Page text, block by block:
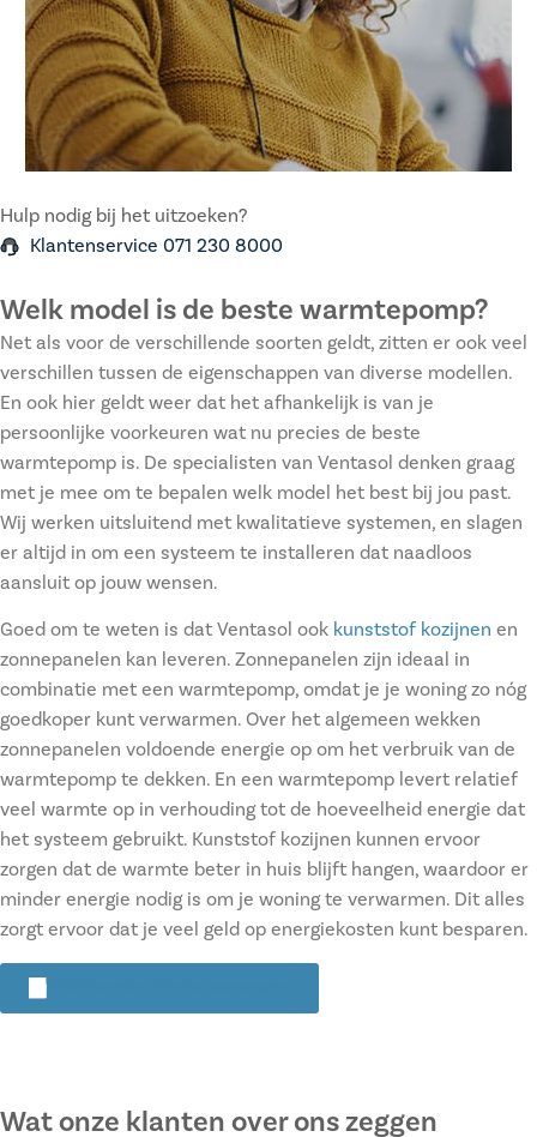
Hulp nodig bij het uitzoeken?
Klantenservice 071 230 8000
Welk model is de beste warmtepomp?
Net als voor de verschillende soorten geldt, zitten er ook veel
verschillen tussen de eigenschappen van diverse modellen.
En ook hier geldt weer dat het afhankelijk is van je
persoonlijke voorkeuren wat nu precies de beste
warmtepomp is. De specialisten van Ventasol denken graag
met je mee om te bepalen welk model het best bij jou past.
Wij werken uitsluitend met kwalitatieve systemen, en slagen
er altijd in om een systeem te installeren dat naadloos
aansluit op jouw wensen.
Goed om te weten is dat Ventasol ook kunststof kozijnen en
zonnepanelen kan leveren. Zonnepanelen zijn ideaal in
combinatie met een warmtepomp, omdat je je woning zo nóg
goedkoper kunt verwarmen. Over het algemeen wekken
zonnepanelen voldoende energie op om het verbruik van de
warmtepomp te dekken. En een warmtepomp levert relatief
veel warmte op in verhouding tot de hoeveelheid energie dat
het systeem gebruikt. Kunststof kozijnen kunnen ervoor
zorgen dat de warmte beter in huis blijft hangen, waardoor er
minder energie nodig is om je woning te verwarmen. Dit alles
zorgt ervoor dat je veel geld op energiekosten kunt besparen.
Wat onze klanten over ons zeggen